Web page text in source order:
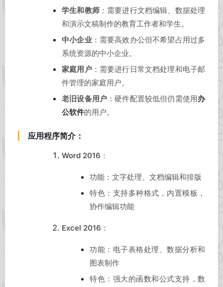
学生和教师：需要进行文档编辑、数据处理
和演示文稿制作的教育工作者和学生。
中小企业：需要高效办公但不希望占用过多
系统资源的中小企业。
家庭用户：需要进行日常文档处理和电子邮
件管理的家庭用户。
老旧设备用户 ：硬件配置较低但仍需使用办
公软件的用户。
应用程序简介：
Word 2016 ：
功能：文字处理、文档编辑和排版
特色：支持多种格式，内置模板，
协作编辑功能
Excel 2016 ：
功能：电子表格处理、数据分析和
图表制作
特色：强大的函数和公式支持，数